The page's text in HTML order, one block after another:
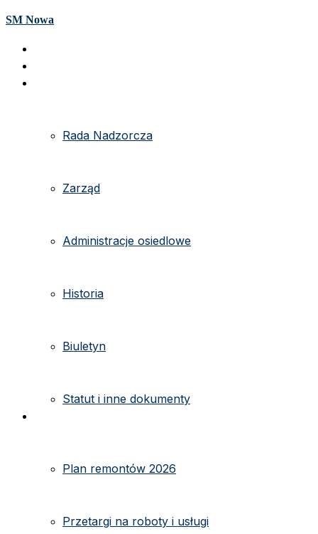
SM Nowa
Rada Nadzorcza
Zarząd
Administracje osiedlowe
Historia
Biuletyn
Statut i inne dokumenty
Plan remontów 2026
Przetargi na roboty i usługi